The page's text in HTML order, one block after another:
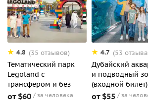
4.8 (35 отзывов)
Тематический парк
Legoland с
трансфером и без
от $60 за человека
4.7 (53
Дубайский
и подводный
(входной билет)
от $55 за